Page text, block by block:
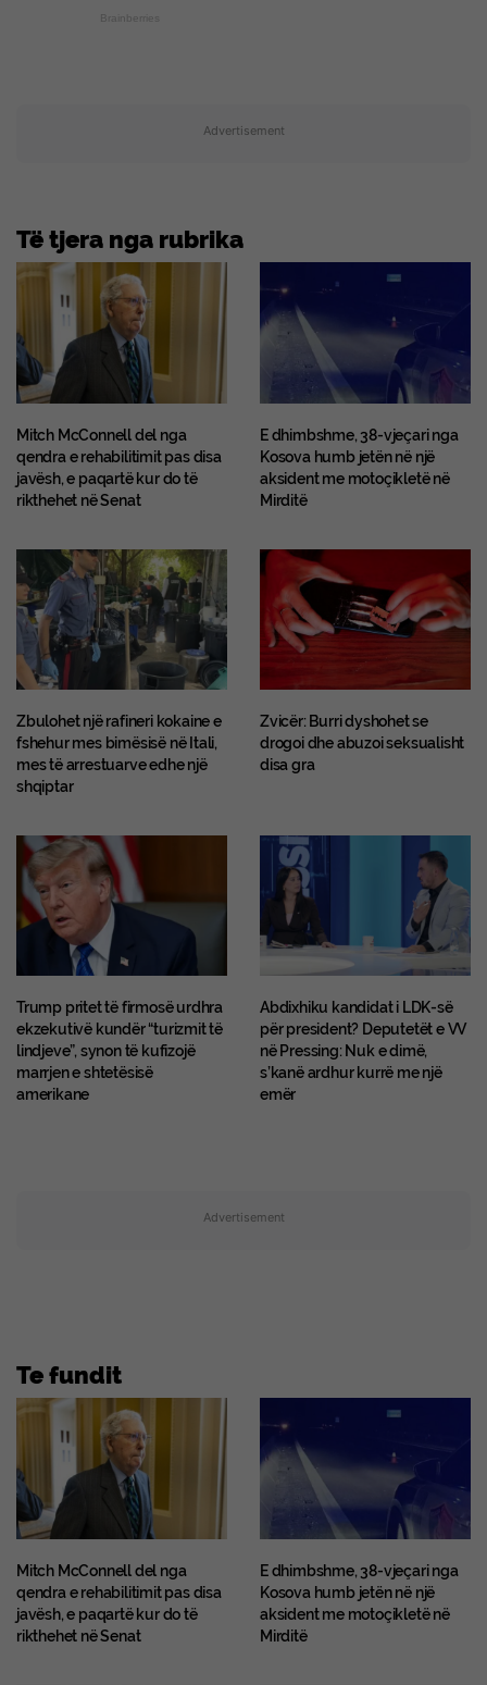
Brainberries
Advertisement
Të tjera nga rubrika
Mitch McConnell del nga
qendra e rehabilitimit pas disa
javësh, e paqartë kur do të
rikthehet në Senat
E dhimbshme, 38-vjeçari nga
Kosova humb jetën në një
aksident me motoçikletë në
Mirditë
Zbulohet një rafineri kokaine e
fshehur mes bimësisë në Itali,
mes të arrestuarve edhe një
shqiptar
Zvicër: Burri dyshohet se
drogoi dhe abuzoi seksualisht
disa gra
Trump pritet të firmosë urdhra
ekzekutivë kundër “turizmit të
lindjeve”, synon të kufizojë
marrjen e shtetësisë
amerikane
Abdixhiku kandidat i LDK-së
për president? Deputetët e VV
në Pressing: Nuk e dimë,
s’kanë ardhur kurrë me një
emër
Advertisement
Te fundit
Mitch McConnell del nga
qendra e rehabilitimit pas disa
javësh, e paqartë kur do të
rikthehet në Senat
E dhimbshme, 38-vjeçari nga
Kosova humb jetën në një
aksident me motoçikletë në
Mirditë